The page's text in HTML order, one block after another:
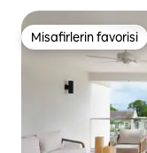
Misafirlerin favorisi
Misafirlerin favorisi